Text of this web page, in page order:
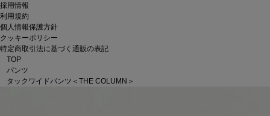
採用情報
利用規約
個人情報保護方針
クッキーポリシー
特定商取引法に基づく通販の表記
TOP
パンツ
タックワイドパンツ＜THE COLUMN＞